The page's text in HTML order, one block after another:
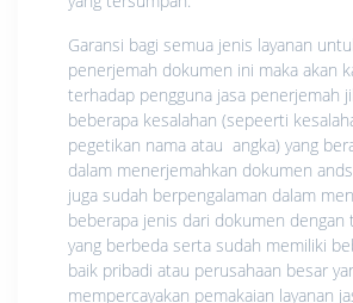
Garansi bagi semua jenis layanan
penerjemah dokumen ini maka akan
terhadap pengguna jasa penerjemah
beberapa kesalahan (sepeerti
pegetikan nama atau angka) yang
dalam menerjemahkan dokumen
juga sudah berpengalaman dalam
beberapa jenis dari dokumen dengan
yang berbeda serta sudah memiliki
baik pribadi atau perusahaan besar
mempercayakan pemakaian layanan